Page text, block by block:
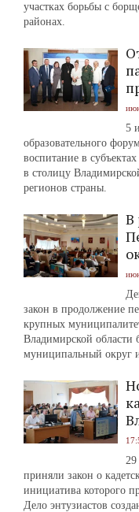
участках борьбы с
районах.
5
образовательного
воспитание в
в столицу
регионов страны.
В
закон в продолжение
крупных
Владимирской области
муниципальный округ
29
приняли закон о
инициатива которого
Дело энтузиастов